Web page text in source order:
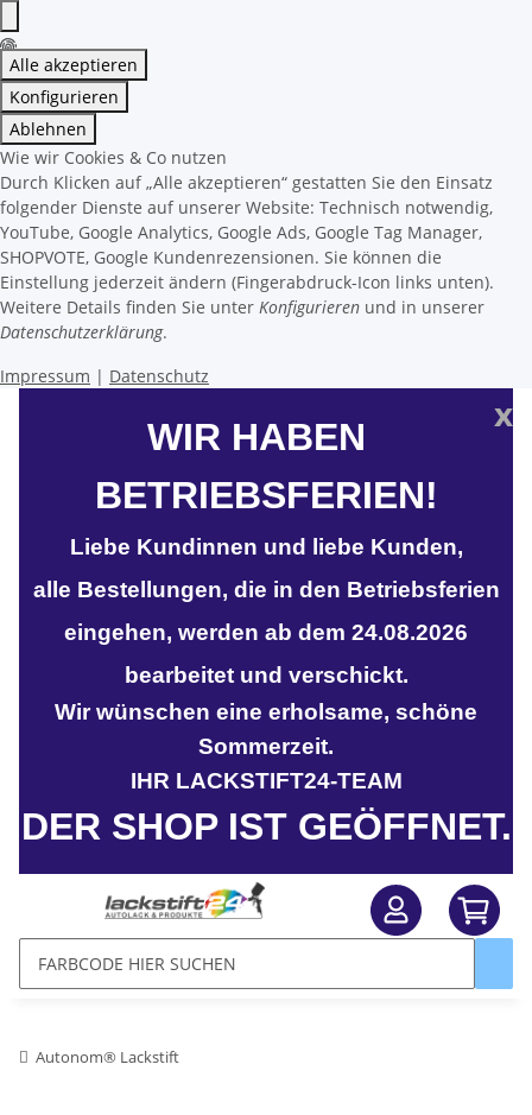
Alle akzeptieren
Konfigurieren
Ablehnen
Wie wir Cookies & Co nutzen
Durch Klicken auf „Alle akzeptieren“ gestatten Sie den Einsatz
folgender Dienste auf unserer Website: Technisch notwendig,
YouTube, Google Analytics, Google Ads, Google Tag Manager,
SHOPVOTE, Google Kundenrezensionen. Sie können die
Einstellung jederzeit ändern (Fingerabdruck-Icon links unten).
Weitere Details finden Sie unter Konfigurieren und in unserer
Datenschutzerklärung.
Impressum | Datenschutz
x
WIR HABEN
BETRIEBSFERIEN!
Liebe Kundinnen und liebe Kunden,
alle Bestellungen, die in den Betriebsferien
eingehen, werden ab dem 24.08.2026
bearbeitet und verschickt.
Wir wünschen eine erholsame, schöne
Sommerzeit.
IHR LACKSTIFT24-TEAM
DER SHOP IST GEÖFFNET.
Autonom® Lackstift